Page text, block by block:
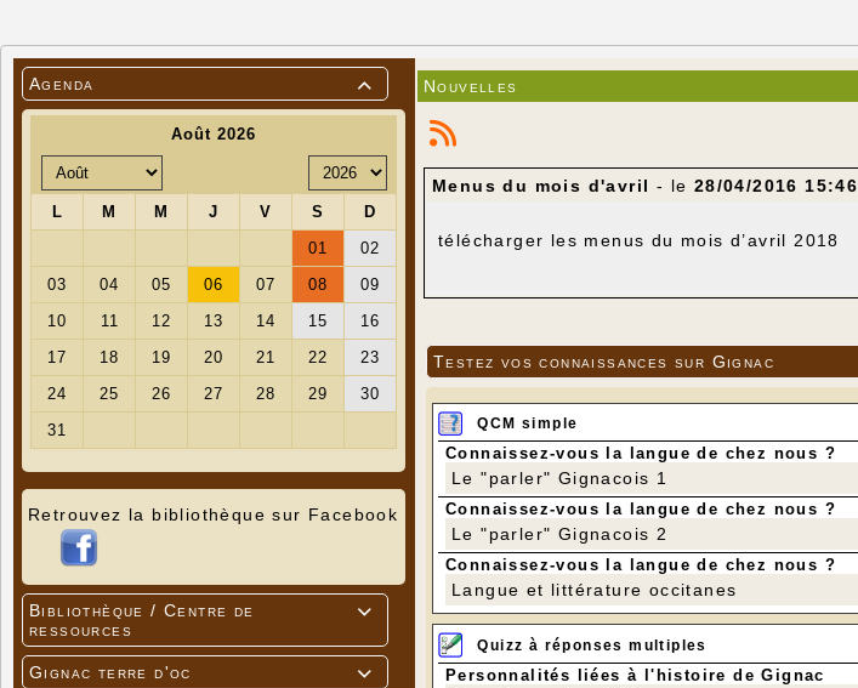

Agenda
Retrouvez la bibliothèque sur Facebook

Bibliothèque / Centre de
ressources

Gignac terre d'oc
Nouvelles
Menus du mois d'avril - le 28/04/2016 15:46
télécharger les menus du mois d’avril 2018
Testez vos connaissances sur Gignac
QCM simple
Connaissez-vous la langue de chez nous ?
Le "parler" Gignacois 1
Connaissez-vous la langue de chez nous ?
Le "parler" Gignacois 2
Connaissez-vous la langue de chez nous ?
Langue et littérature occitanes
Quizz à réponses multiples
Personnalités liées à l'histoire de Gignac